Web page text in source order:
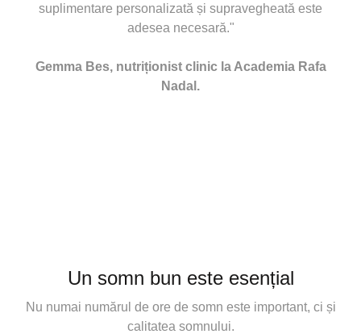
suplimentare personalizată și supravegheată este
adesea necesară."
Gemma Bes, nutriționist clinic la Academia Rafa
Nadal.
Un somn bun este esențial
Nu numai numărul de ore de somn este important, ci și
calitatea somnului.